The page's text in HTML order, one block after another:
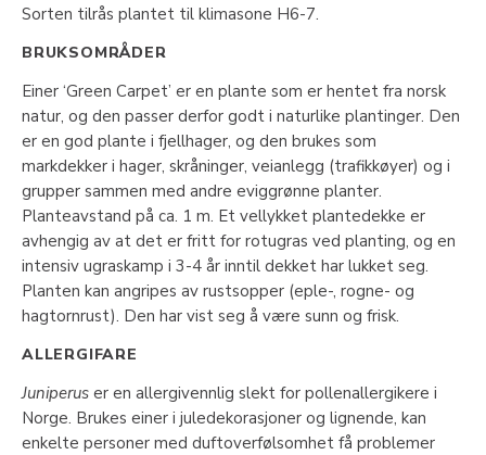
Sorten tilrås plantet til klimasone H6-7.
BRUKSOMRÅDER
Einer ‘Green Carpet’ er en plante som er hentet fra norsk
natur, og den passer derfor godt i naturlike plantinger. Den
er en god plante i fjellhager, og den brukes som
markdekker i hager, skråninger, veianlegg (trafikkøyer) og i
grupper sammen med andre eviggrønne planter.
Planteavstand på ca. 1 m. Et vellykket plantedekke er
avhengig av at det er fritt for rotugras ved planting, og en
intensiv ugraskamp i 3-4 år inntil dekket har lukket seg.
Planten kan angripes av rustsopper (eple-, rogne- og
hagtornrust). Den har vist seg å være sunn og frisk.
ALLERGIFARE
Juniperus er en allergivennlig slekt for pollenallergikere i
Norge. Brukes einer i juledekorasjoner og lignende, kan
enkelte personer med duftoverfølsomhet få problemer